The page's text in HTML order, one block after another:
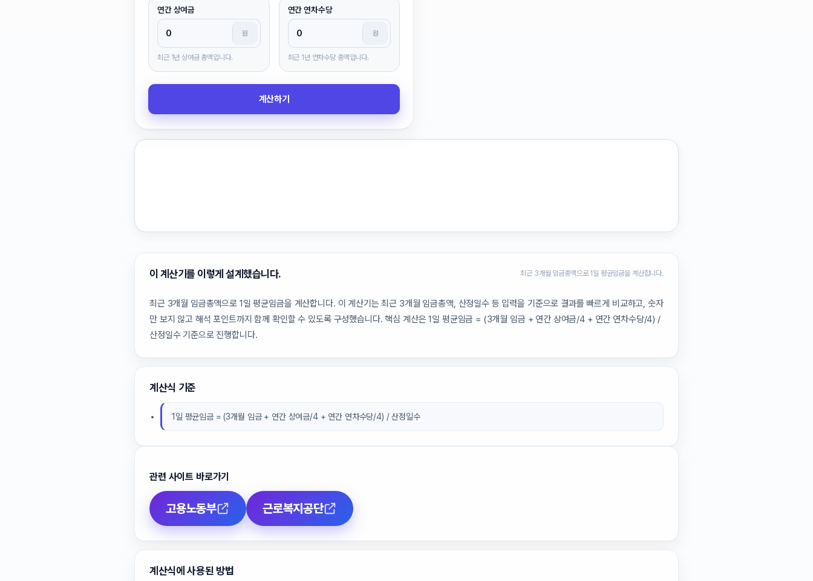
연간 상여금
원
최근 1년 상여금 총액입니다.
연간 연차수당
원
최근 1년 연차수당 총액입니다.
계산하기
이 계산기를 이렇게 설계했습니다. 최근 3개월 임금총액으로 1일 평균임금을 계산합니다.
최근 3개월 임금총액으로 1일 평균임금을 계산합니다. 이 계산기는 최근 3개월 임금총액, 산정일수 등 입력을 기준으로 결과를 빠르게 비교하고, 숫자
만 보지 않고 해석 포인트까지 함께 확인할 수 있도록 구성했습니다. 핵심 계산은 1일 평균임금 = (3개월 임금 + 연간 상여금/4 + 연간 연차수당/4) /
산정일수 기준으로 진행합니다.
계산식 기준
1일 평균임금 = (3개월 임금 + 연간 상여금/4 + 연간 연차수당/4) / 산정일수
관련 사이트 바로가기
고용노동부 근로복지공단
계산식에 사용된 방법